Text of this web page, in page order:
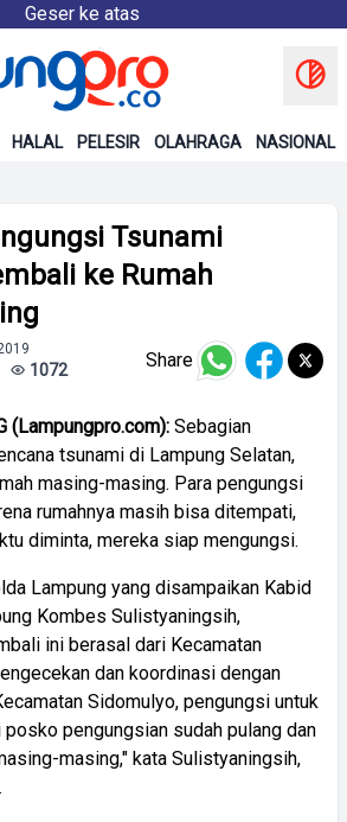
Geser ke atas
HALAL PELESIR OLAHRAGA NASIONAL
Tsunami
ke Rumah
1072 Share
(Lampungpro.com): Sebagian
tsunami di Lampung Selatan,
masing-masing. Para pengungsi
rumahnya masih bisa ditempati,
diminta, mereka siap mengungsi.
Lampung yang disampaikan Kabid
Kombes Sulistyaningsih,
ini berasal dari Kecamatan
dan koordinasi dengan
Sidomulyo, pengungsi untuk
pengungsian sudah pulang dan
masing," kata Sulistyaningsih,